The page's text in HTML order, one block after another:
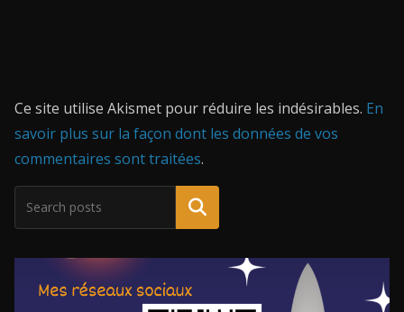
Ce site utilise Akismet pour réduire les indésirables. En
savoir plus sur la façon dont les données de vos
commentaires sont traitées.